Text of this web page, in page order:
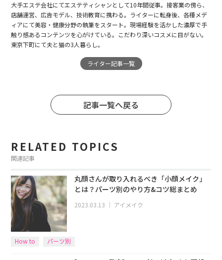
大手エステ会社にてエステティシャンとして10年間従事。接客業の傍ら、
店舗運営、広告モデル、技術教育に携わる。ライターに転身後、各種メデ
ィアにて美容・健康分野の執筆をスタート。現場経験を活かした濃厚で手
触り感あるコンテンツを心がけている。こだわり深いコスメに目がない。
東京下町にて夫と猫の3人暮らし。
ライター記事一覧
記事一覧へ戻る
RELATED TOPICS
関連記事
丸顔さんが取り入れるべき「小顔メイク」
とは？パーツ別のやり方&コツ総まとめ
2023.03.13 アイメイク
How to パーツ別